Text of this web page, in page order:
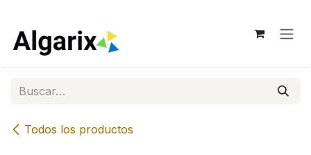
Todos los productos